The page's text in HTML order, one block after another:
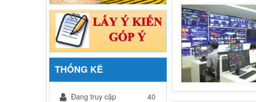
THỐNG KÊ
Đang truy cập
40